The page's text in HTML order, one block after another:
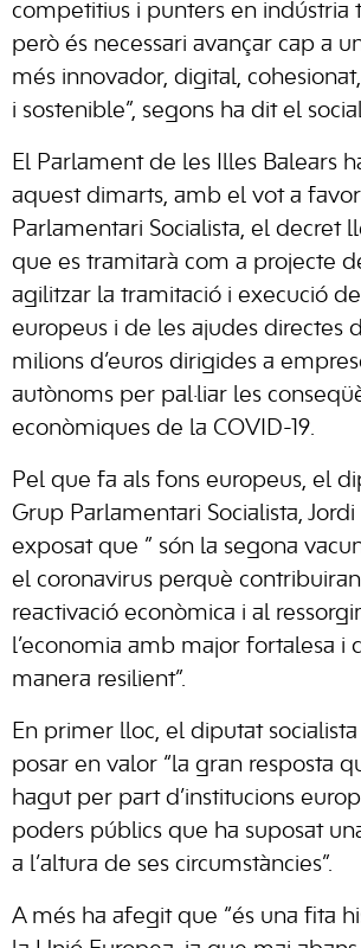
competitius i punters en indústria
però és necessari avançar cap a
més innovador, digital,
i sostenible”, segons ha dit el
El Parlament de les Illes Balears
aquest dimarts, amb el vot a
Parlamentari Socialista, el decret
que es tramitarà com a projecte
agilitzar la tramitació i execució
europeus i de les ajudes directes
milions d’euros dirigides a
autònoms per pal·liar les
econòmiques de la COVID-19.
Pel que fa als fons europeus, el
Grup Parlamentari Socialista, Jordi
exposat que ” són la segona
el coronavirus perquè
reactivació econòmica i al
l’economia amb major fortalesa i
manera resilient”.
En primer lloc, el diputat
posar en valor “la gran resposta
hagut per part d’institucions
poders públics que ha suposat
a l’altura de ses circumstàncies”.
A més ha afegit que “és una fita